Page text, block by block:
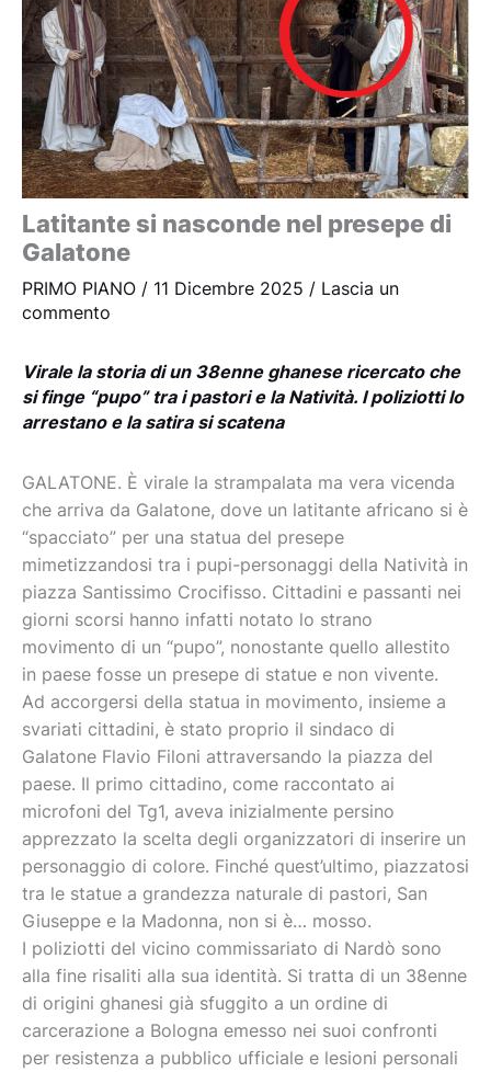
Latitante si nasconde nel presepe di
Galatone
PRIMO PIANO / 11 Dicembre 2025 / Lascia un
commento
Virale la storia di un 38enne ghanese ricercato che
si finge “pupo” tra i pastori e la Natività. I poliziotti lo
arrestano e la satira si scatena
GALATONE. È virale la strampalata ma vera vicenda
che arriva da Galatone, dove un latitante africano si è
“spacciato” per una statua del presepe
mimetizzandosi tra i pupi-personaggi della Natività in
piazza Santissimo Crocifisso. Cittadini e passanti nei
giorni scorsi hanno infatti notato lo strano
movimento di un “pupo”, nonostante quello allestito
in paese fosse un presepe di statue e non vivente.
Ad accorgersi della statua in movimento, insieme a
svariati cittadini, è stato proprio il sindaco di
Galatone Flavio Filoni attraversando la piazza del
paese. Il primo cittadino, come raccontato ai
microfoni del Tg1, aveva inizialmente persino
apprezzato la scelta degli organizzatori di inserire un
personaggio di colore. Finché quest’ultimo, piazzatosi
tra le statue a grandezza naturale di pastori, San
Giuseppe e la Madonna, non si è… mosso.
I poliziotti del vicino commissariato di Nardò sono
alla fine risaliti alla sua identità. Si tratta di un 38enne
di origini ghanesi già sfuggito a un ordine di
carcerazione a Bologna emesso nei suoi confronti
per resistenza a pubblico ufficiale e lesioni personali